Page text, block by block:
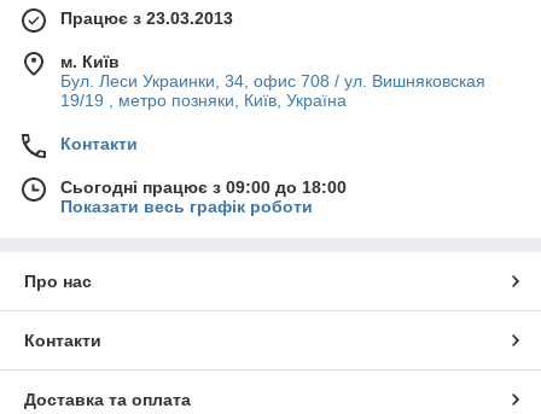
Працює з 23.03.2013
м. Київ
Бул. Леси Украинки, 34, офис 708 / ул. Вишняковская
19/19 , метро позняки, Київ, Україна
Контакти
Сьогодні працює з 09:00 до 18:00
Показати весь графік роботи
Про нас
Контакти
Доставка та оплата